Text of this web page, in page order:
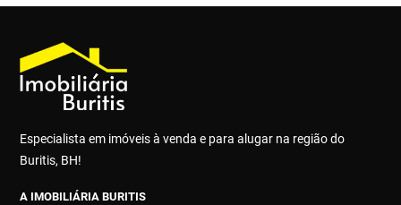
Especialista em imóveis à venda e para alugar na região do
Buritis, BH!
A IMOBILIÁRIA BURITIS